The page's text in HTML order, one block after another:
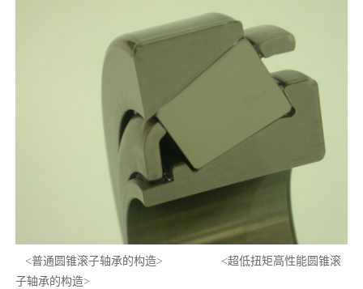
<普通圆锥滚子轴承的构造> <超低扭矩高性能圆锥滚
子轴承的构造>